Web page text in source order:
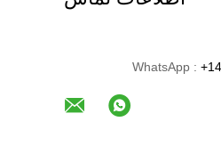
WhatsApp :